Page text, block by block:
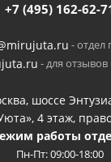
+7 (495) 162-62-
- отдел
- для
шоссе
4 этаж,
работы
Пн-Пт: 09:00-18:00